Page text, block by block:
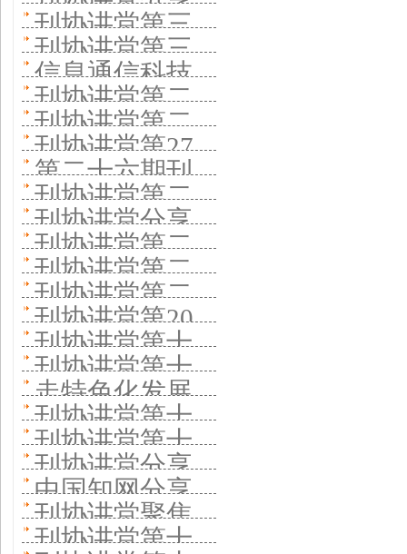
何守正创新
分享办刊实践
讲 有科出版分
享建设一流科
技期刊经验
期开讲 中国激
光杂志社 分享
办刊实践
期刊数字化转
型
刊协讲堂第三
十一期 《新湘
评论》分享办
刊思考
刊协讲堂第三
十期 聚焦大学
出版社办刊思
路创新
信息通信科技
期刊集群打
造“学术+技术
+产业+科普”纵
向矩阵 集群化
运营 学术科普
全覆盖
刊协讲堂第二
十九期开讲 探
讨期刊集群建
设经验与实践
刊协讲堂第二
十八期开讲 做
好主题宣传推
出精品文章
刊协讲堂第27
期聚焦 综合性
学术期刊如何
促进理论探索
第二十六期刊
协讲堂开讲 中
华护理杂志社
分享办刊经验
刊协讲堂第二
十五期 聚焦期
刊全媒体转型
刊协讲堂分享
《中国科学院
院刊》创新实
践 打造国家科
技高端智库传
播平台
刊协讲堂第二
十三期开讲 聚
焦中国教育报
刊社深度融合
与转型
刊协讲堂第二
十二期开讲 聚
焦促进大学期
刊高质量发展
刊协讲堂第二
十一期线上开
讲 中国人民大
学书报资料中
心分享办刊特
色
刊协讲堂第20
期开讲 《东方
娃娃》分享少
儿期刊品牌化
办刊经验
刊协讲堂第十
九期： 方正电
子助力学术期
刊数字化转型
刊协讲堂第十
八期分享少年
儿童出版社办
刊模式 优化出
版资源配置促
走特色化发展
之路 办好一流
学术期刊
刊协讲堂第十
六讲开讲 聚焦
《编辑之友》
杂志强刊之路
刊协讲堂第十
五期聚焦编辑
能力建设
刊协讲堂分享
中少总社办刊
经验 为孩子办
中国知网分享
如何推动学术
刊协讲堂聚焦
刊协讲堂第十